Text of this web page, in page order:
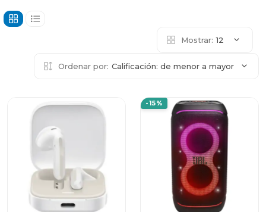
Mostrar: 12
Ordenar por: Calificación: de menor a mayor
-15%